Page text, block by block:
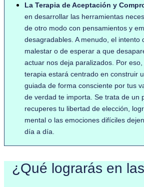
La Terapia de Aceptación y
en desarrollar las herramientas
de otro modo con pensamientos y
desagradables. A menudo, el intento
malestar o de esperar a que
actuar nos deja paralizados. Por
terapia estará centrado en construir
guiada de forma consciente por tus
de verdad te importa. Se trata de un
recuperes tu libertad de elección,
mental o las emociones difíciles
día a día.
¿Qué lograrás en